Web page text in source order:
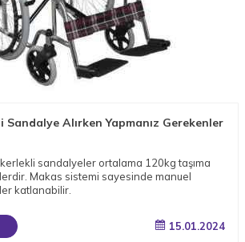
Sandalye Alırken Yapmanız Gerekenler
sandalyeler ortalama 120kg taşıma
Makas sistemi sayesinde manuel
katlanabilir.
15.01.2024